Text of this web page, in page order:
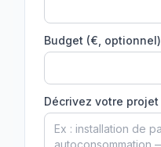
Budget (€, optionnel)
Décrivez votre projet